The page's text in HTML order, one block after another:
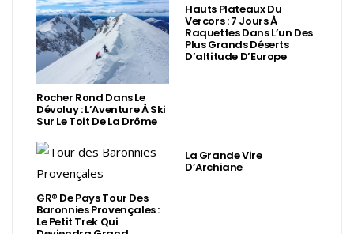
Rocher Rond Dans Le
Dévoluy : L’Aventure À Ski
Sur Le Toit De La Drôme
Hauts Plateaux Du
Vercors : 7 Jours À
Raquettes Dans L’un Des
Plus Grands Déserts
D’altitude D’Europe
GR® De Pays Tour Des
Baronnies Provençales :
Le Petit Trek Qui
La Grande Vire
D’Archiane